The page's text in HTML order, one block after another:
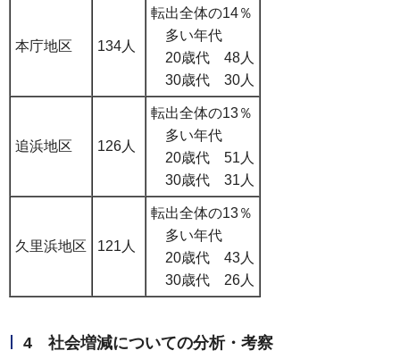
本庁地区 134人
転出全体の14％
多い年代
20歳代 48人
30歳代 30人
追浜地区 126人
転出全体の13％
多い年代
20歳代 51人
30歳代 31人
久里浜地区 121人
転出全体の13％
多い年代
20歳代 43人
30歳代 26人
4 社会増減についての分析・考察